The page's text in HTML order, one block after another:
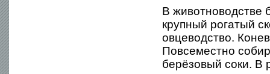
В животноводстве
крупный рогатый
овцеводство.
Повсеместно
берёзовый соки. В